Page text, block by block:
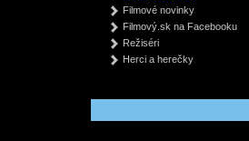
Filmové novinky
Filmový.sk na Facebooku
Režiséri
Herci a herečky